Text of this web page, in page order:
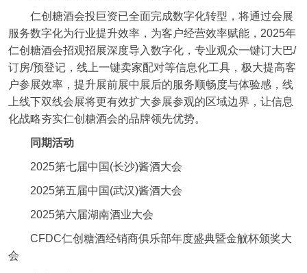
仁创糖酒会投巨资已全面完成数字化转型，将通过会展
服务数字化为行业提升效率，为客户经营效率赋能，2025年
仁创糖酒会招观招展深度导入数字化，专业观众一键订大巴/
订房/预登记，线上一键卖家配对等信息化工具，极大提高客
户参展效率，提升展前展中展后的服务顺畅度与体验感，线
上线下双线会展将更有效扩大参展参观的区域边界，让信息
化战略夯实仁创糖酒会的品牌领先优势。
同期活动
2025第七届中国(长沙)酱酒大会
2025第五届中国(武汉)酱酒大会
2025第六届湖南酒业大会
CFDC仁创糖酒经销商俱乐部年度盛典暨金觥杯颁奖大
会